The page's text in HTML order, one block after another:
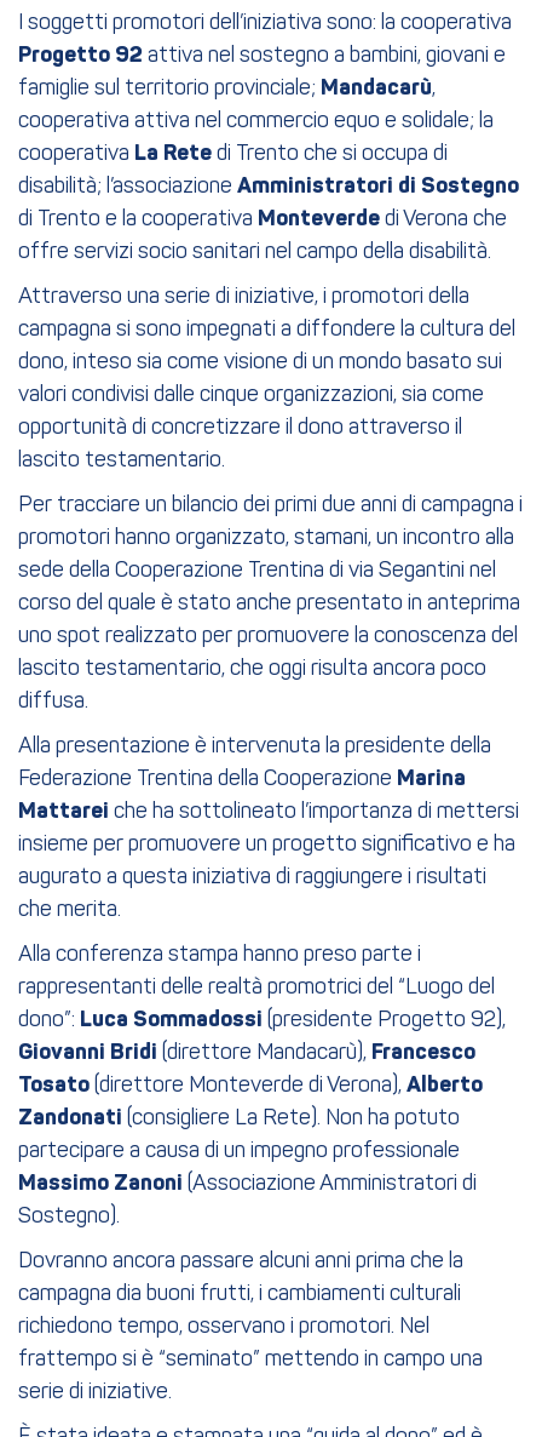
I soggetti promotori dell’iniziativa sono: la cooperativa
Progetto 92 attiva nel sostegno a bambini, giovani e
famiglie sul territorio provinciale; Mandacarù,
cooperativa attiva nel commercio equo e solidale; la
cooperativa La Rete di Trento che si occupa di
disabilità; l’associazione Amministratori di Sostegno
di Trento e la cooperativa Monteverde di Verona che
offre servizi socio sanitari nel campo della disabilità.
Attraverso una serie di iniziative, i promotori della
campagna si sono impegnati a diffondere la cultura del
dono, inteso sia come visione di un mondo basato sui
valori condivisi dalle cinque organizzazioni, sia come
opportunità di concretizzare il dono attraverso il
lascito testamentario.
Per tracciare un bilancio dei primi due anni di campagna i
promotori hanno organizzato, stamani, un incontro alla
sede della Cooperazione Trentina di via Segantini nel
corso del quale è stato anche presentato in anteprima
uno spot realizzato per promuovere la conoscenza del
lascito testamentario, che oggi risulta ancora poco
diffusa.
Alla presentazione è intervenuta la presidente della
Federazione Trentina della Cooperazione Marina
Mattarei che ha sottolineato l’importanza di mettersi
insieme per promuovere un progetto significativo e ha
augurato a questa iniziativa di raggiungere i risultati
che merita.
Alla conferenza stampa hanno preso parte i
rappresentanti delle realtà promotrici del “Luogo del
dono”: Luca Sommadossi (presidente Progetto 92),
Giovanni Bridi (direttore Mandacarù), Francesco
Tosato (direttore Monteverde di Verona), Alberto
Zandonati (consigliere La Rete). Non ha potuto
partecipare a causa di un impegno professionale
Massimo Zanoni (Associazione Amministratori di
Sostegno).
Dovranno ancora passare alcuni anni prima che la
campagna dia buoni frutti, i cambiamenti culturali
richiedono tempo, osservano i promotori. Nel
frattempo si è “seminato” mettendo in campo una
serie di iniziative.